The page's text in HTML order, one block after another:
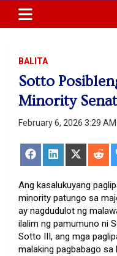
content
BALITA
Sotto
Minority
February 6, 2026 3:29 AM
Share Share Share
(Twitter)
Ang kasalukuyang
minority patungo sa
ay nagdudulot ng
ilalim ng pamumuno ni
Sotto III, ang mga
malaking pagbabago